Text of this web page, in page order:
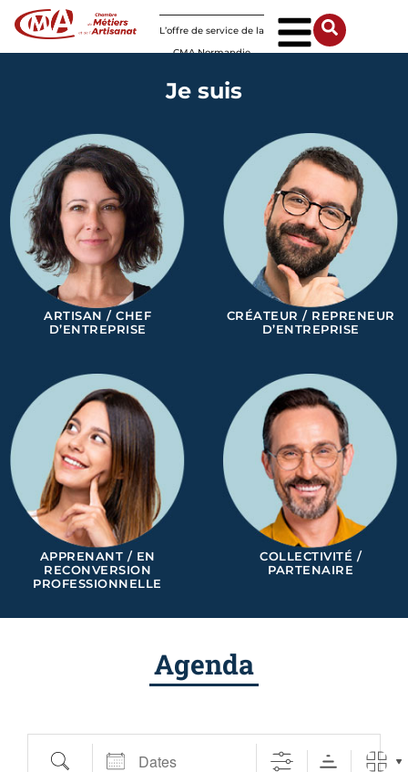
L’offre de service de la
CMA Normandie
Je suis
ARTISAN / CHEF
D’ENTREPRISE
CRÉATEUR / REPRENEUR
D’ENTREPRISE
APPRENANT / EN
RECONVERSION
PROFESSIONNELLE
COLLECTIVITÉ /
PARTENAIRE
Agenda
Panneau de gestion des cookies